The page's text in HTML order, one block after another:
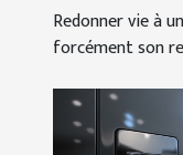
Redonner vie à
forcément son